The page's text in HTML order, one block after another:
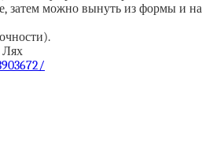
затем можно вынуть из формы и
Лях